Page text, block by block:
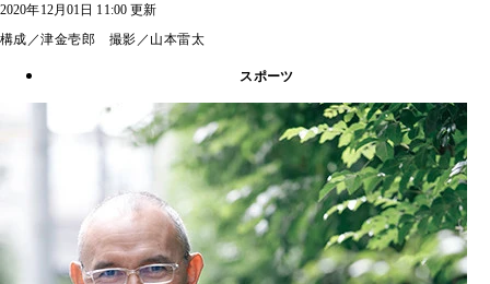
2020年12月01日 11:00 更新
構成／津金壱郎 撮影／山本雷太
スポーツ